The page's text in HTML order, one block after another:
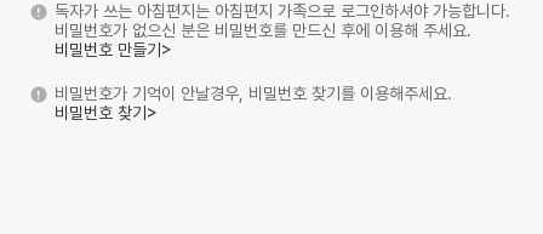
독자가 쓰는 아침편지는 아침편지 가족으로 로그인하셔야 가능합니다.
비밀번호가 없으신 분은 비밀번호를 만드신 후에 이용해 주세요.
비밀번호 만들기>
비밀번호가 기억이 안날경우, 비밀번호 찾기를 이용해주세요.
비밀번호 찾기>